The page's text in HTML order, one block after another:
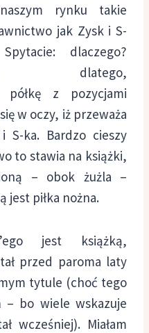
rynku takie
jak Zysk i S-
dlaczego?
dlatego,
z pozycjami
w oczy, iż przeważa
S-ka. Bardzo cieszy
to stawia na książki,
– obok żużla –
jest piłka nożna.
jest książką,
przed paroma laty
tytule (choć tego
bo wiele wskazuje
wcześniej). Miałam